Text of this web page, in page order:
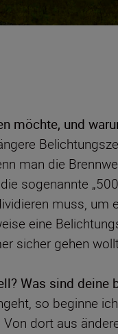
möchte, und
man die
sogenannte
muss, um
eine
sicher gehen
Was sind deine
so beginne
dort aus